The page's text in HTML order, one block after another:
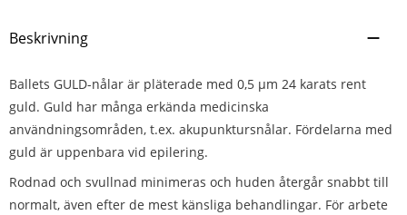
Beskrivning
Ballets GULD-nålar är pläterade med 0,5 µm 24 karats rent
guld. Guld har många erkända medicinska
användningsområden, t.ex. akupunktursnålar. Fördelarna med
guld är uppenbara vid epilering.
Rodnad och svullnad minimeras och huden återgår snabbt till
normalt, även efter de mest känsliga behandlingar. För arbete